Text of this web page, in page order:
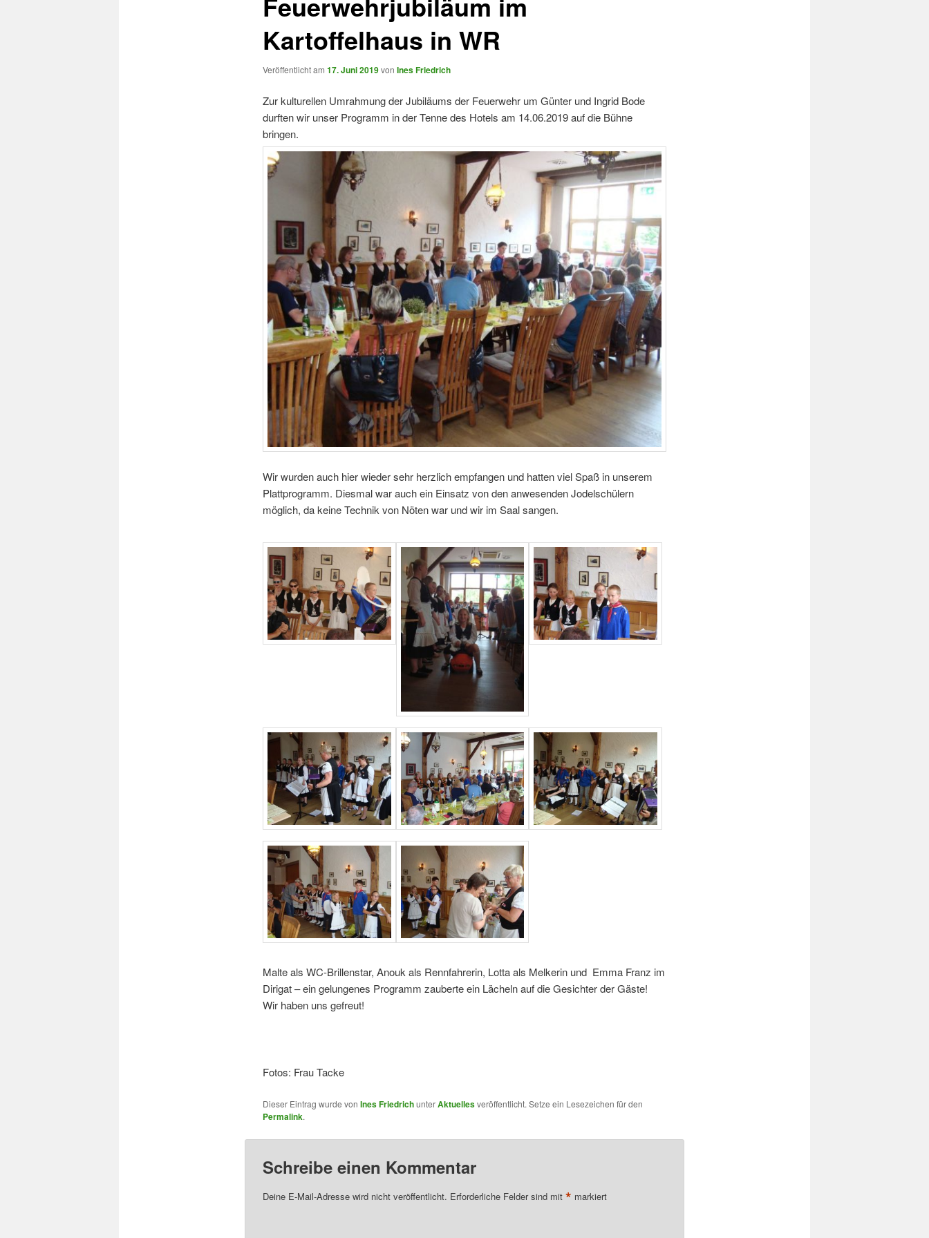
Kartoffelhaus in WR
Veröffentlicht am 17. Juni 2019von Ines Friedrich
Zur kulturellen Umrahmung der Jubiläums der Feuerwehr um Günter und Ingrid Bode
durften wir unser Programm in der Tenne des Hotels am 14.06.2019 auf die Bühne
bringen.
Wir wurden auch hier wieder sehr herzlich empfangen und hatten viel Spaß in unserem
Plattprogramm. Diesmal war auch ein Einsatz von den anwesenden Jodelschülern
möglich, da keine Technik von Nöten war und wir im Saal sangen.
Malte als WC-Brillenstar, Anouk als Rennfahrerin, Lotta als Melkerin und Emma Franz im
Dirigat – ein gelungenes Programm zauberte ein Lächeln auf die Gesichter der Gäste!
Wir haben uns gefreut!
Fotos: Frau Tacke
Dieser Eintrag wurde von Ines FriedrichunterAktuellesveröffentlicht. Setze ein Lesezeichen für den
Permalink.
Schreibe einen Kommentar
Deine E-Mail-Adresse wird nicht veröffentlicht. Erforderliche Felder sind mit * markiert